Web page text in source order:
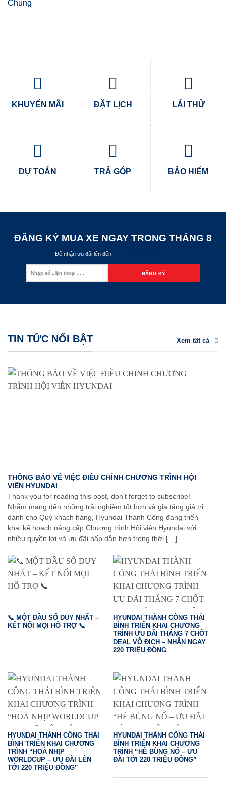
Chung
KHUYẾN MÃI ĐẶT LỊCH LÁI THỬ
DỰ TOÁN TRẢ GÓP BẢO HIỂM
ĐĂNG KÝ MUA XE NGAY TRONG THÁNG 8
Để nhận ưu đãi lên đến
TIN TỨC NỔI BẬT Xem tất cả
THÔNG BÁO VỀ VIỆC ĐIỀU CHỈNH CHƯƠNG TRÌNH HỘI
VIÊN HYUNDAI
Thank you for reading this post, don’t forget to subscribe!
Nhằm mang đến những trải nghiệm tốt hơn và gia tăng giá trị
dành cho Quý khách hàng, Hyundai Thành Công đang triển
khai kế hoạch nâng cấp Chương trình Hội viên Hyundai với
nhiều quyền lợi và ưu đãi hấp dẫn hơn trong thời […]
📞 MỘT ĐẦU SỐ DUY NHẤT –
KẾT NỐI MỌI HỖ TRỢ 📞
HYUNDAI THÀNH CÔNG THÁI
BÌNH TRIỂN KHAI CHƯƠNG
TRÌNH ƯU ĐÃI THÁNG 7 CHỐT
DEAL VÔ ĐỊCH – NHẬN NGAY
220 TRIỆU ĐỒNG
HYUNDAI THÀNH CÔNG THÁI
BÌNH TRIỂN KHAI CHƯƠNG
TRÌNH “HOÀ NHỊP
WORLDCUP – ƯU ĐÃI LÊN
TỚI 220 TRIỆU ĐỒNG”
HYUNDAI THÀNH CÔNG THÁI
BÌNH TRIỂN KHAI CHƯƠNG
TRÌNH “HÈ BÙNG NỔ – ƯU
ĐÃI TỚI 220 TRIỆU ĐỒNG”